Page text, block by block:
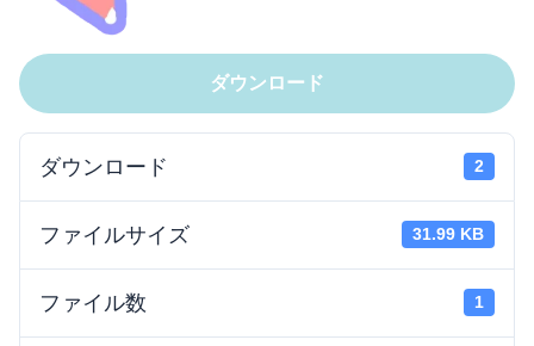
ダウンロード
ダウンロード 2
ファイルサイズ 31.99 KB
ファイル数 1